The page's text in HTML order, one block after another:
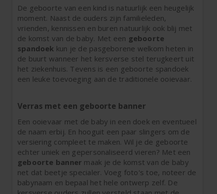
De geboorte van een kind is natuurlijk een heugelijk
moment. Naast de ouders zijn familieleden,
vrienden, kennissen en buren natuurlijk ook blij met
de komst van de baby. Met een geboorte
spandoek kun je de pasgeborene welkom heten in
de buurt wanneer het kersverse stel terugkeert uit
het ziekenhuis. Tevens is een geboorte spandoek
een leuke toevoeging aan de traditionele ooievaar.
Verras met een geboorte banner
Een ooievaar met de baby in een doek en eventueel
de naam erbij. En hooguit een paar slingers om de
versiering compleet te maken. Wil je de geboorte
echter uniek en gepersonaliseerd vieren? Met een
geboorte banner maak je de komst van de baby
net dat beetje specialer. Voeg foto's toe, noteer de
babynaam en bepaal het hele ontwerp zelf. De